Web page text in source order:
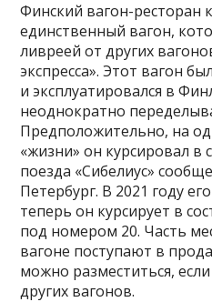
Финский вагон-ресторан
единственный вагон,
ливреей от других
экспресса». Этот вагон
и эксплуатировался в
неоднократно
Предположительно, на
«жизни» он курсировал в
поезда «Сибелиус»
Петербург. В 2021 году
теперь он курсирует в
под номером 20. Часть
вагоне поступают в
можно разместиться,
других вагонов.